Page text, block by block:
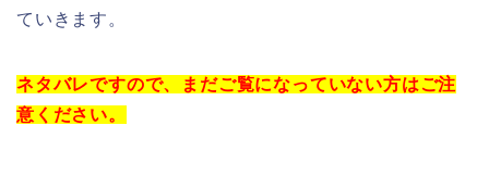
ていきます。
ネタバレですので、まだご覧になっていない方はご注
意ください。